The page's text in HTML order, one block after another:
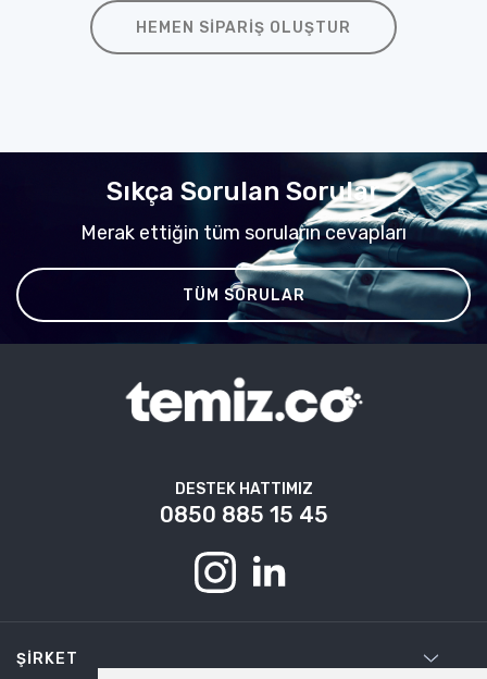
HEMEN SIPARIŞ OLUŞTUR
Sıkça Sorulan Sorular
Merak ettiğin tüm soruların cevapları
TÜM SORULAR
DESTEK HATTIMIZ
0850 885 15 45
ŞIRKET